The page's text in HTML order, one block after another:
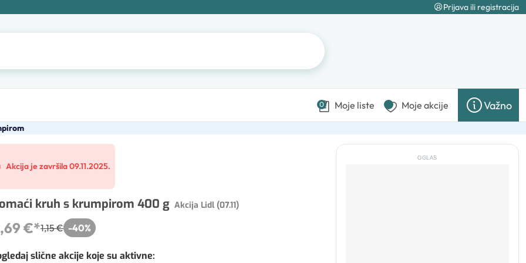
Prijava ili registracija
0 Moje liste Moje akcije Važno
Akcija je završila 09.11.2025.
kruh s krumpirom 400 g Akcija Lidl (07.11)
€*1,15 € -40%
slične akcije koje su aktivne:
OGLAS